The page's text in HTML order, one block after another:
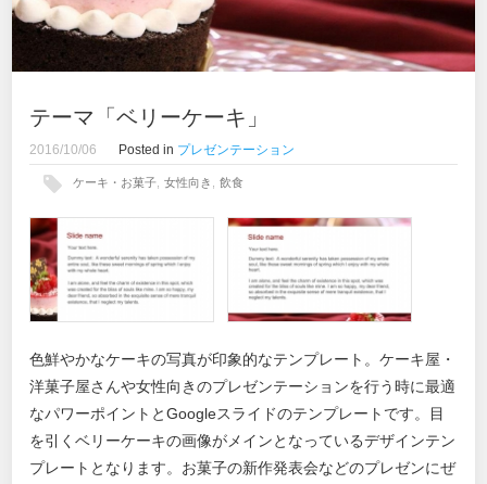
テーマ「ベリーケーキ」
2016/10/06 Posted in プレゼンテーション
ケーキ・お菓子 女性向き 飲食
色鮮やかなケーキの写真が印象的なテンプレート。ケーキ屋・
洋菓子屋さんや女性向きのプレゼンテーションを行う時に最適
なパワーポイントとGoogleスライドのテンプレートです。目
を引くベリーケーキの画像がメインとなっているデザインテン
プレートとなります。お菓子の新作発表会などのプレゼンにぜ